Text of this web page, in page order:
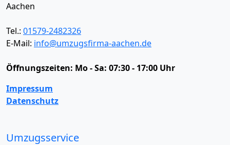
Aachen
Tel.: 01579-2482326
E-Mail: info@umzugsfirma-aachen.de
Öffnungszeiten: Mo - Sa: 07:30 - 17:00 Uhr
Impressum
Datenschutz
Umzugsservice